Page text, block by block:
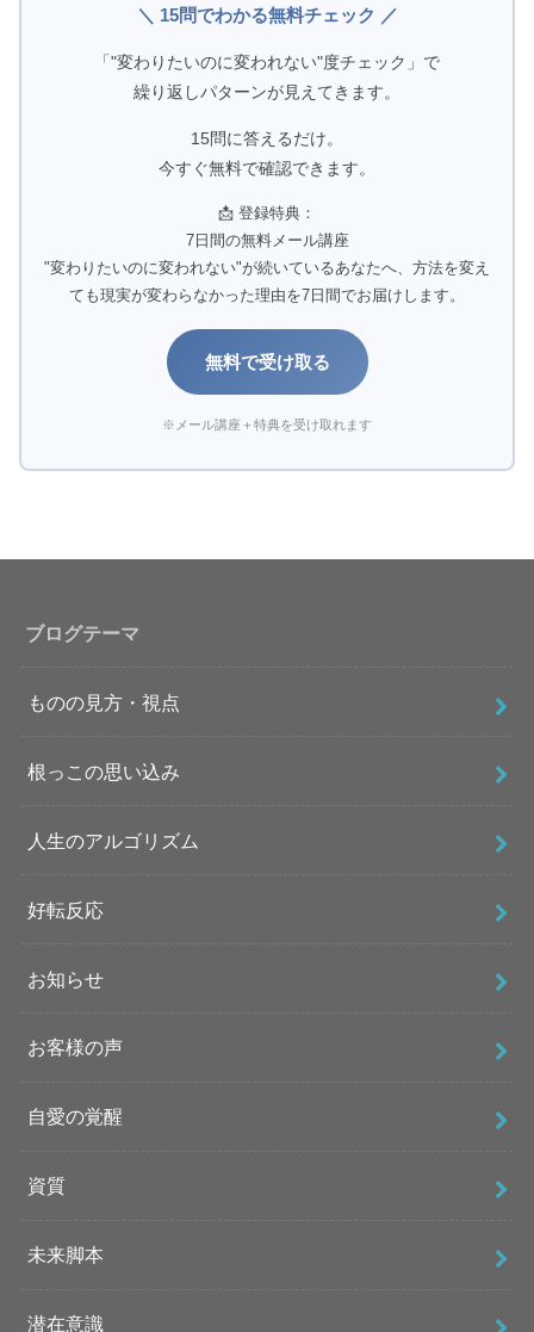
＼ 15問でわかる無料チェック ／
「"変わりたいのに変われない"度チェック」で
繰り返しパターンが見えてきます。
15問に答えるだけ。
今すぐ無料で確認できます。
📩 登録特典：
7日間の無料メール講座
"変わりたいのに変われない"が続いているあなたへ、方法を変え
ても現実が変わらなかった理由を7日間でお届けします。
無料で受け取る
※メール講座＋特典を受け取れます
ブログテーマ
ものの見方・視点
根っこの思い込み
人生のアルゴリズム
好転反応
お知らせ
お客様の声
自愛の覚醒
資質
未来脚本
潜在意識